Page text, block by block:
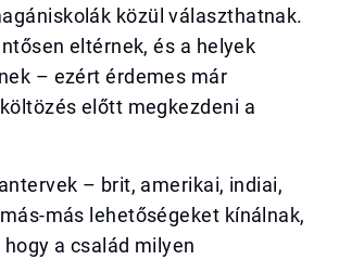
közül választhatnak.
eltérnek, és a helyek
– ezért érdemes már
előtt megkezdeni a
– brit, amerikai, indiai,
más lehetőségeket kínálnak,
a család milyen